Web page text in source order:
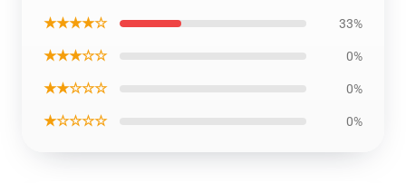
★★★★☆ 33%
★★★☆☆ 0%
★★☆☆☆ 0%
★☆☆☆☆ 0%